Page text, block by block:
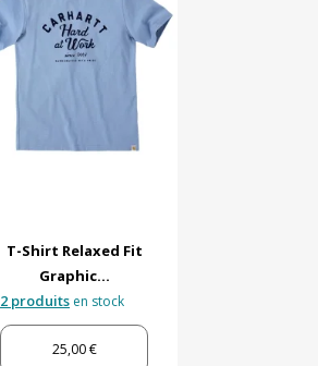
T-Shirt Relaxed Fit
Graphic...
2 produits en stock
25,00 €